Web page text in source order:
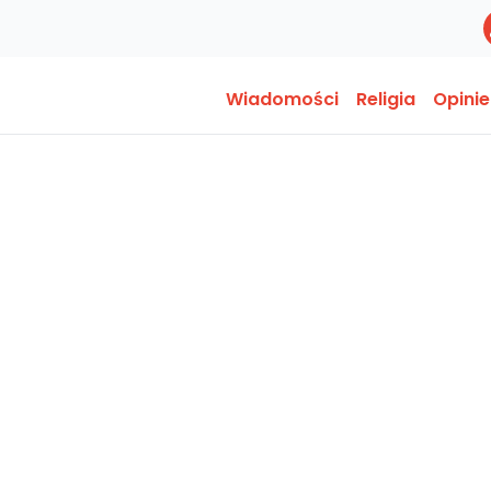
Wiadomości Religia Opinie